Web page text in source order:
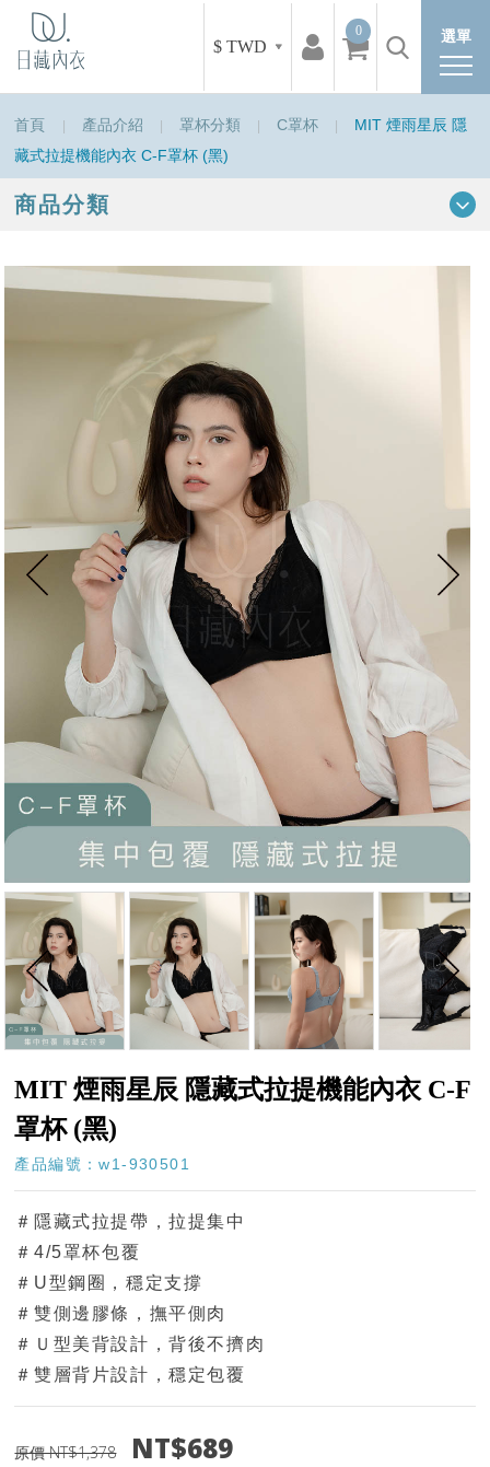
選單
$ TWD
0
首頁 產品介紹 罩杯分類 C罩杯
MIT 煙雨星辰 隱
藏式拉提機能內衣 C-F罩杯 (黑)
商品分類
MIT 煙雨星辰 隱藏式拉提機能內衣 C-F
罩杯 (黑)
產品編號：w1-930501
＃隱藏式拉提帶，拉提集中
＃4/5罩杯包覆
＃U型鋼圈，穩定支撐
＃雙側邊膠條，撫平側肉
＃Ｕ型美背設計，背後不擠肉
＃雙層背片設計，穩定包覆
原價 NT$1,378 NT$689